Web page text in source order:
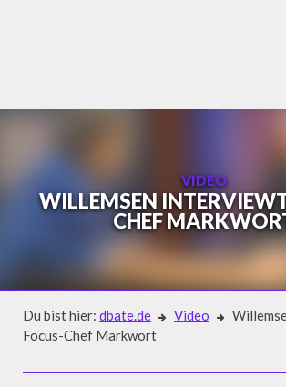
VIDEO
WILLEMSEN
CHEF
Du bist hier: dbate.de Video
Focus-Chef Markwort